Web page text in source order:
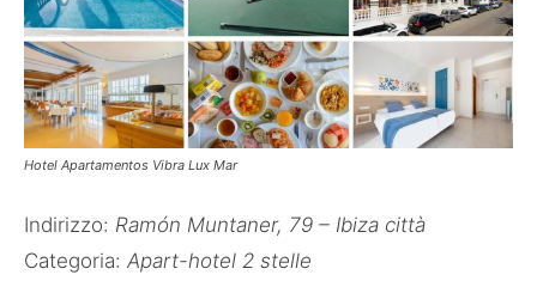
Hotel Apartamentos Vibra Lux Mar
Indirizzo: Ramón Muntaner, 79 – Ibiza città
Categoria: Apart-hotel 2 stelle